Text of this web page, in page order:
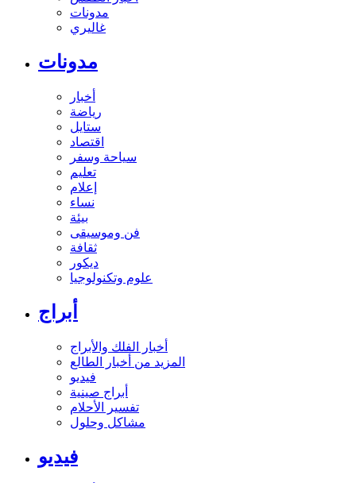
مدونات
غاليري
مدونات
أخبار
رياضة
ستايل
اقتصاد
سياحة وسفر
تعليم
إعلام
نساء
بيئة
فن وموسيقى
ثقافة
ديكور
علوم وتكنولوجيا
أبراج
أخبار الفلك والأبراج
المزيد من أخبار الطالع
فيديو
أبراج صينية
تفسير الأحلام
مشاكل وحلول
فيديو